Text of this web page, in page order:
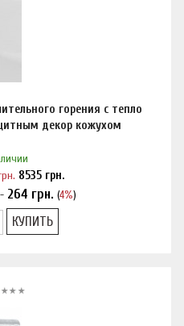
горения с тепло
декор кожухом
8535 грн.
264 грн. (4%)
КУПИТЬ